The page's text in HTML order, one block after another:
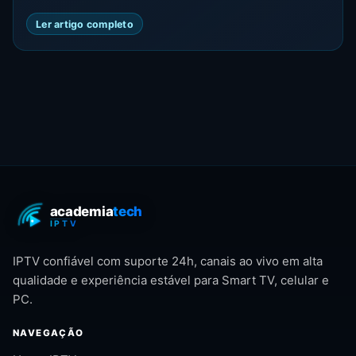
Ler artigo completo
IPTV confiável com suporte 24h, canais ao vivo em alta
qualidade e experiência estável para Smart TV, celular e
PC.
NAVEGAÇÃO